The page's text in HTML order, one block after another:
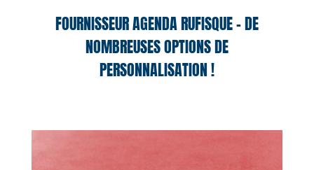
FOURNISSEUR AGENDA RUFISQUE – DE
NOMBREUSES OPTIONS DE
PERSONNALISATION !